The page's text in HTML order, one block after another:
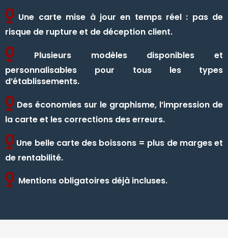
Une carte mise à jour en temps réel : pas de
risque de rupture et de déception client.
Plusieurs modèles disponibles et
personnalisables pour tous les types
d’établissements.
Des économies sur le graphisme, l’impression de
la carte et les corrections des erreurs.
Une belle carte des boissons = plus de marges et
de rentabilité.
Mentions obligatoires déjà incluses.